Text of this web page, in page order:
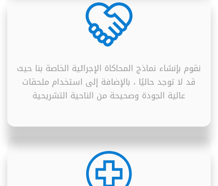
نقوم بإنشاء نماذج المحاكاة الإجرائية الخاصة بنا حيث
قد لا توجد حاليًا ، بالإضافة إلى استخدام ملحقات
عالية الجودة وصحيحة من الناحية التشريحية